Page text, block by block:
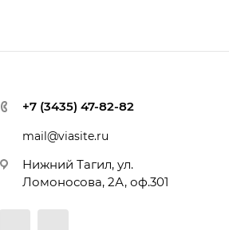
+7 (3435) 47-82-82
mail@viasite.ru
Нижний Тагил, ул.
Ломоносова, 2А, оф.301